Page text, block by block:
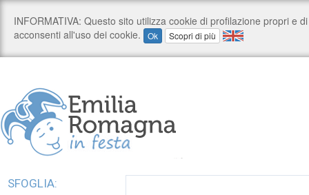
SFOGLIA: